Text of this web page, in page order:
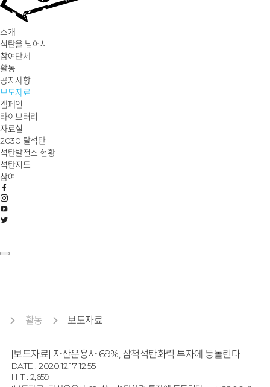
소개
석탄을 넘어서
참여단체
활동
공지사항
보도자료
캠페인
라이브러리
자료실
2030 탈석탄
석탄발전소 현황
석탄지도
참여
활동 보도자료
[보도자료] 자산운용사 69%, 삼척석탄화력 투자에 등돌린다
DATE : 2020.12.17 12:55
HIT : 2,659